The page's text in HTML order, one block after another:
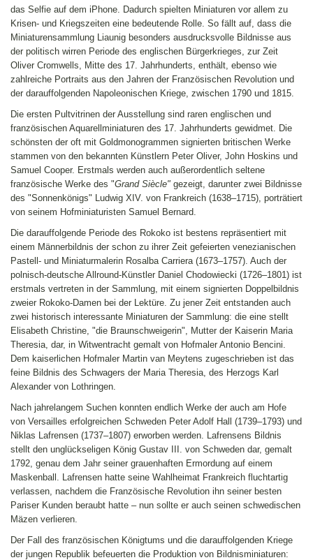
das Selfie auf dem iPhone. Dadurch spielten Miniaturen vor allem zu
Krisen- und Kriegszeiten eine bedeutende Rolle. So fällt auf, dass die
Miniaturensammlung Liaunig besonders ausdrucksvolle Bildnisse aus
der politisch wirren Periode des englischen Bürgerkrieges, zur Zeit
Oliver Cromwells, Mitte des 17. Jahrhunderts, enthält, ebenso wie
zahlreiche Portraits aus den Jahren der Französischen Revolution und
der darauffolgenden Napoleonischen Kriege, zwischen 1790 und 1815.
Die ersten Pultvitrinen der Ausstellung sind raren englischen und
französischen Aquarellminiaturen des 17. Jahrhunderts gewidmet. Die
schönsten der oft mit Goldmonogrammen signierten britischen Werke
stammen von den bekannten Künstlern Peter Oliver, John Hoskins und
Samuel Cooper. Erstmals werden auch außerordentlich seltene
französische Werke des "Grand Siècle" gezeigt, darunter zwei Bildnisse
des "Sonnenkönigs" Ludwig XIV. von Frankreich (1638–1715), porträtiert
von seinem Hofminiaturisten Samuel Bernard.
Die darauffolgende Periode des Rokoko ist bestens repräsentiert mit
einem Männerbildnis der schon zu ihrer Zeit gefeierten venezianischen
Pastell- und Miniaturmalerin Rosalba Carriera (1673–1757). Auch der
polnisch-deutsche Allround-Künstler Daniel Chodowiecki (1726–1801) ist
erstmals vertreten in der Sammlung, mit einem signierten Doppelbildnis
zweier Rokoko-Damen bei der Lektüre. Zu jener Zeit entstanden auch
zwei historisch interessante Miniaturen der Sammlung: die eine stellt
Elisabeth Christine, "die Braunschweigerin", Mutter der Kaiserin Maria
Theresia, dar, in Witwentracht gemalt von Hofmaler Antonio Bencini.
Dem kaiserlichen Hofmaler Martin van Meytens zugeschrieben ist das
feine Bildnis des Schwagers der Maria Theresia, des Herzogs Karl
Alexander von Lothringen.
Nach jahrelangem Suchen konnten endlich Werke der auch am Hofe
von Versailles erfolgreichen Schweden Peter Adolf Hall (1739–1793) und
Niklas Lafrensen (1737–1807) erworben werden. Lafrensens Bildnis
stellt den unglückseligen König Gustav III. von Schweden dar, gemalt
1792, genau dem Jahr seiner grauenhaften Ermordung auf einem
Maskenball. Lafrensen hatte seine Wahlheimat Frankreich fluchtartig
verlassen, nachdem die Französische Revolution ihn seiner besten
Pariser Kunden beraubt hatte – nun sollte er auch seinen schwedischen
Mäzen verlieren.
Der Fall des französischen Königtums und die darauffolgenden Kriege
der jungen Republik befeuerten die Produktion von Bildnisminiaturen: